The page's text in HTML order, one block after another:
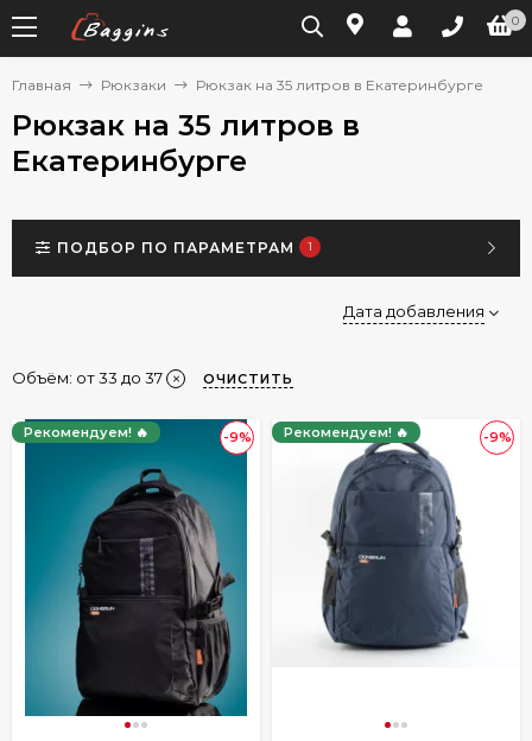
0
Главная Рюкзаки Рюкзак на 35 литров в Екатеринбурге
Рюкзак на 35 литров в
Екатеринбурге
ПОДБОР ПО ПАРАМЕТРАМ 1
Дата добавления
Объём: от 33 до 37 ОЧИСТИТЬ
-9%
Рекомендуем! 🔥 -9%
Рекомендуем! 🔥